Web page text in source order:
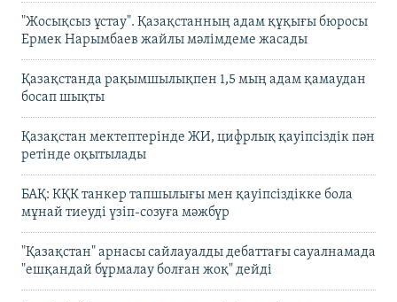
"Жосықсыз ұстау". Қазақстанның адам құқығы бюросы
Ермек Нарымбаев жайлы мәлімдеме жасады
Қазақстанда рақымшылықпен 1,5 мың адам қамаудан
босап шықты
Қазақстан мектептерінде ЖИ, цифрлық қауіпсіздік пән
ретінде оқытылады
БАҚ: КҚК танкер тапшылығы мен қауіпсіздікке бола
мұнай тиеуді үзіп-созуға мәжбүр
"Қазақстан" арнасы сайлауалды дебаттағы сауалнамада
"ешқандай бұрмалау болған жоқ" дейді